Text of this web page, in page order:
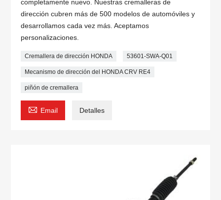
completamente nuevo. Nuestras cremalleras de
dirección cubren más de 500 modelos de automóviles y
desarrollamos cada vez más. Aceptamos
personalizaciones.
Cremallera de dirección HONDA 53601-SWA-Q01
Mecanismo de dirección del HONDA CRV RE4
piñón de cremallera
 Email Detalles